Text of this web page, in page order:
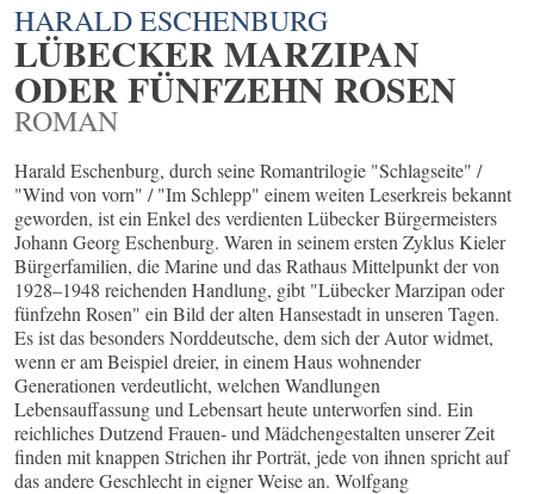
HARALD ESCHENBURG
LÜBECKER MARZIPAN
ODER FÜNFZEHN ROSEN
ROMAN
Harald Eschenburg, durch seine Romantrilogie "Schlagseite" /
"Wind von vorn" / "Im Schlepp" einem weiten Leserkreis bekannt
geworden, ist ein Enkel des verdienten Lübecker Bürgermeisters
Johann Georg Eschenburg. Waren in seinem ersten Zyklus Kieler
Bürgerfamilien, die Marine und das Rathaus Mittelpunkt der von
1928–1948 reichenden Handlung, gibt "Lübecker Marzipan oder
fünfzehn Rosen" ein Bild der alten Hansestadt in unseren Tagen.
Es ist das besonders Norddeutsche, dem sich der Autor widmet,
wenn er am Beispiel dreier, in einem Haus wohnender
Generationen verdeutlicht, welchen Wandlungen
Lebensauffassung und Lebensart heute unterworfen sind. Ein
reichliches Dutzend Frauen- und Mädchengestalten unserer Zeit
finden mit knappen Strichen ihr Porträt, jede von ihnen spricht auf
das andere Geschlecht in eigner Weise an. Wolfgang